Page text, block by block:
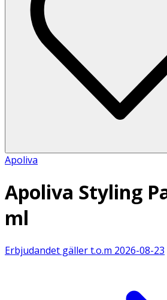
Apoliva
Apoliva Styling
ml
Erbjudandet gäller t.o.m 2026-08-23